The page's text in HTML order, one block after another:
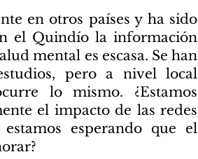
en otros países y ha sido
el Quindío la información
mental es escasa. Se han
pero a nivel local
lo mismo. ¿Estamos
el impacto de las redes
esperando que el